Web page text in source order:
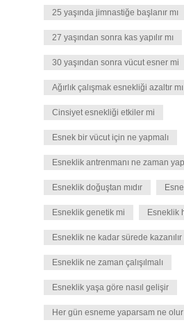
25 yaşında jimnastiğe başlanır mı
27 yaşından sonra kas yapılır mı
30 yaşından sonra vücut esner mi
Ağırlık çalışmak esnekliği azaltır mı
Cinsiyet esnekliği etkiler mi
Esnek bir vücut için ne yapmalı
Esneklik antrenmanı ne zaman
Esneklik doğuştan mıdır
Esneklik genetik mi Esneklik
Esneklik ne kadar sürede kazanılır
Esneklik ne zaman çalışılmalı
Esneklik yaşa göre nasıl gelişir
Her gün esneme yaparsam ne olur